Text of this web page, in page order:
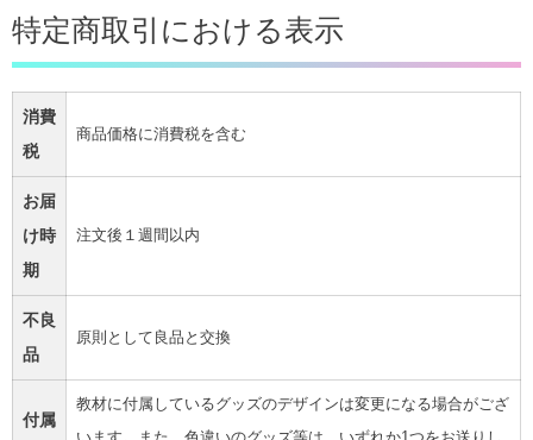
特定商取引における表示
消費
税
商品価格に消費税を含む
お届
け時
期
注文後１週間以内
不良
品
原則として良品と交換
付属
教材に付属しているグッズのデザインは変更になる場合がござ